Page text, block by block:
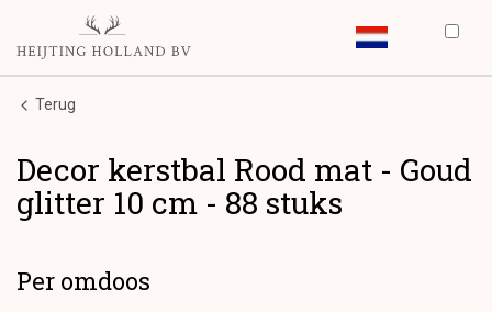
Terug
Decor kerstbal Rood mat - Goud
glitter 10 cm - 88 stuks
Per omdoos